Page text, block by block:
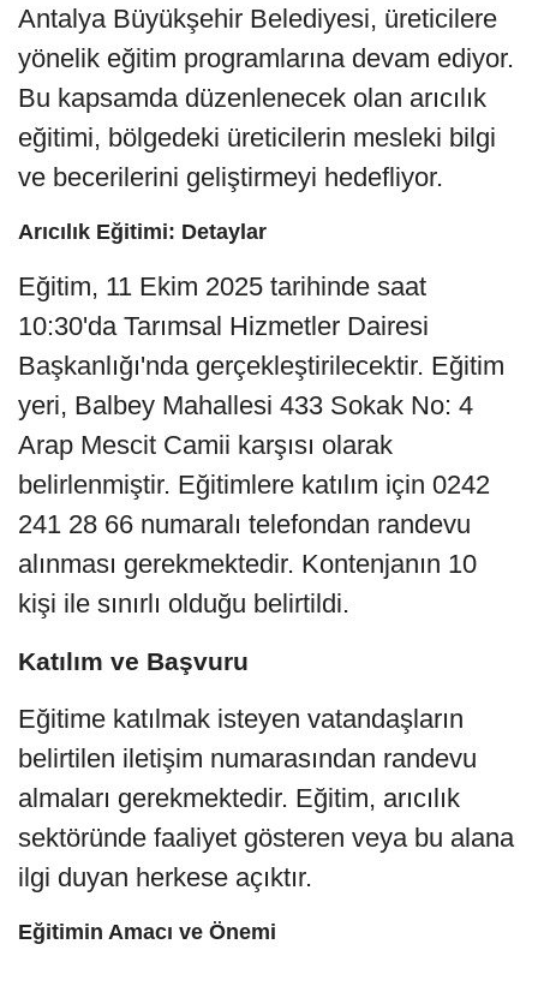
Antalya Büyükşehir Belediyesi, üreticilere
yönelik eğitim programlarına devam ediyor.
Bu kapsamda düzenlenecek olan arıcılık
eğitimi, bölgedeki üreticilerin mesleki bilgi
ve becerilerini geliştirmeyi hedefliyor.
Arıcılık Eğitimi: Detaylar
Eğitim, 11 Ekim 2025 tarihinde saat
10:30'da Tarımsal Hizmetler Dairesi
Başkanlığı'nda gerçekleştirilecektir. Eğitim
yeri, Balbey Mahallesi 433 Sokak No: 4
Arap Mescit Camii karşısı olarak
belirlenmiştir. Eğitimlere katılım için 0242
241 28 66 numaralı telefondan randevu
alınması gerekmektedir. Kontenjanın 10
kişi ile sınırlı olduğu belirtildi.
Katılım ve Başvuru
Eğitime katılmak isteyen vatandaşların
belirtilen iletişim numarasından randevu
almaları gerekmektedir. Eğitim, arıcılık
sektöründe faaliyet gösteren veya bu alana
ilgi duyan herkese açıktır.
Eğitimin Amacı ve Önemi